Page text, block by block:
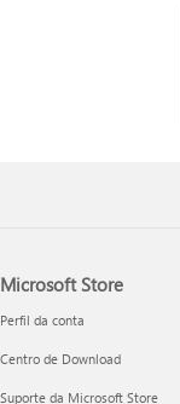
Microsoft Store
Perfil da conta
Centro de Download
Suporte da Microsoft Store